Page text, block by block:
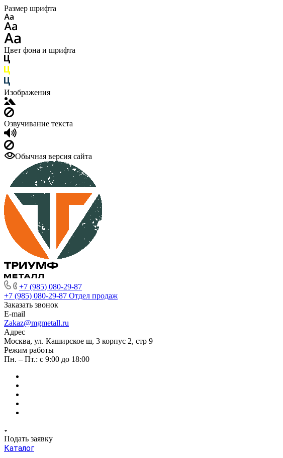
Размер шрифта
Цвет фона и шрифта
Изображения
Озвучивание текста
Обычная версия сайта
+7 (985) 080-29-87
+7 (985) 080-29-87 Отдел продаж
Заказать звонок
E-mail
Zakaz@mgmetall.ru
Адрес
Москва, ул. Каширское ш, 3 корпус 2, стр 9
Режим работы
Пн. – Пт.: с 9:00 до 18:00
Подать заявку
Каталог